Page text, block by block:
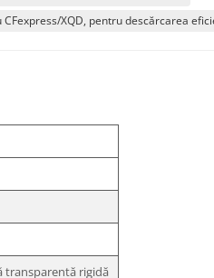
XQD, pentru descărcarea
transparentă rigidă